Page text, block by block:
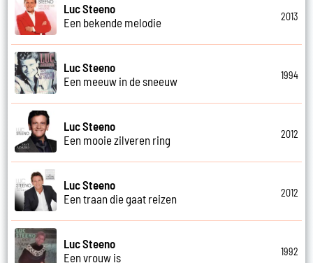
Luc Steeno
Een bekende melodie
2013
Luc Steeno
Een meeuw in de sneeuw
1994
Luc Steeno
Een mooie zilveren ring
2012
Luc Steeno
Een traan die gaat reizen
2012
Luc Steeno
Een vrouw is
1992